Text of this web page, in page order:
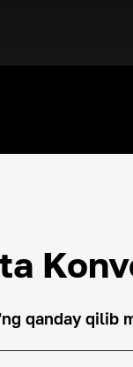
qanday qilib